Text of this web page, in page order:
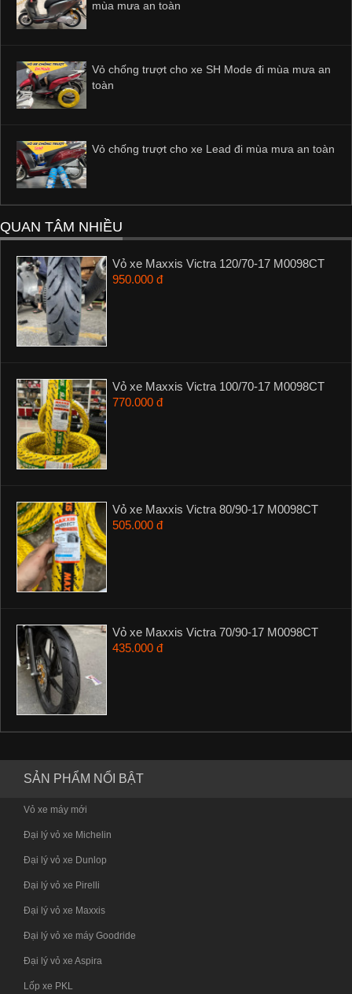
mùa mưa an toàn
Vỏ chống trượt cho xe SH Mode đi mùa mưa an
toàn
Vỏ chống trượt cho xe Lead đi mùa mưa an toàn
QUAN TÂM NHIỀU
Vỏ xe Maxxis Victra 120/70-17 M0098CT
950.000 đ
Vỏ xe Maxxis Victra 100/70-17 M0098CT
770.000 đ
Vỏ xe Maxxis Victra 80/90-17 M0098CT
505.000 đ
Vỏ xe Maxxis Victra 70/90-17 M0098CT
435.000 đ
SẢN PHẨM NỔI BẬT
Vỏ xe máy mới
Đại lý vỏ xe Michelin
Đại lý vỏ xe Dunlop
Đại lý vỏ xe Pirelli
Đại lý vỏ xe Maxxis
Đại lý vỏ xe máy Goodride
Đại lý vỏ xe Aspira
Lốp xe PKL